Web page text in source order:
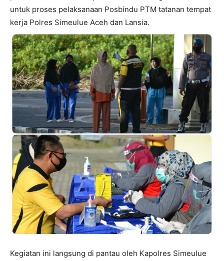
untuk proses pelaksanaan Posbindu PTM tatanan tempat
kerja Polres Simeulue Aceh dan Lansia.
Kegiatan ini langsung di pantau oleh Kapolres Simeulue